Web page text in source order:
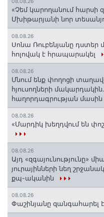
08.08.26
«Չեմ կարողանում հարսի
Մխիթարյանի նոր
08.08.26
Սոնա Ռուբենյանը դստեր
հոլովակ է հրապարակել
08.08.26
Մնում ենք փողոցի
հյուսողների
հաղորդագրության մասին
08.08.26
«Մարդիկ խեղդվում են
08.08.26
Այդ «զգայունությունը»
յուրայինների նեղ
քպ-ականին
08.08.26
Փաշինյանը զանգահարել